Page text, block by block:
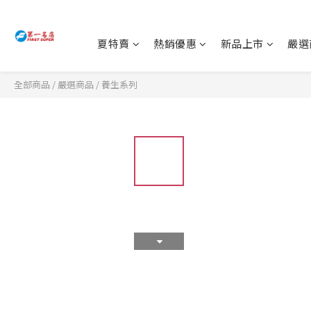
夏特賣 熱銷優惠 新品上市 嚴
全部商品 / 嚴選商品 / 養生系列